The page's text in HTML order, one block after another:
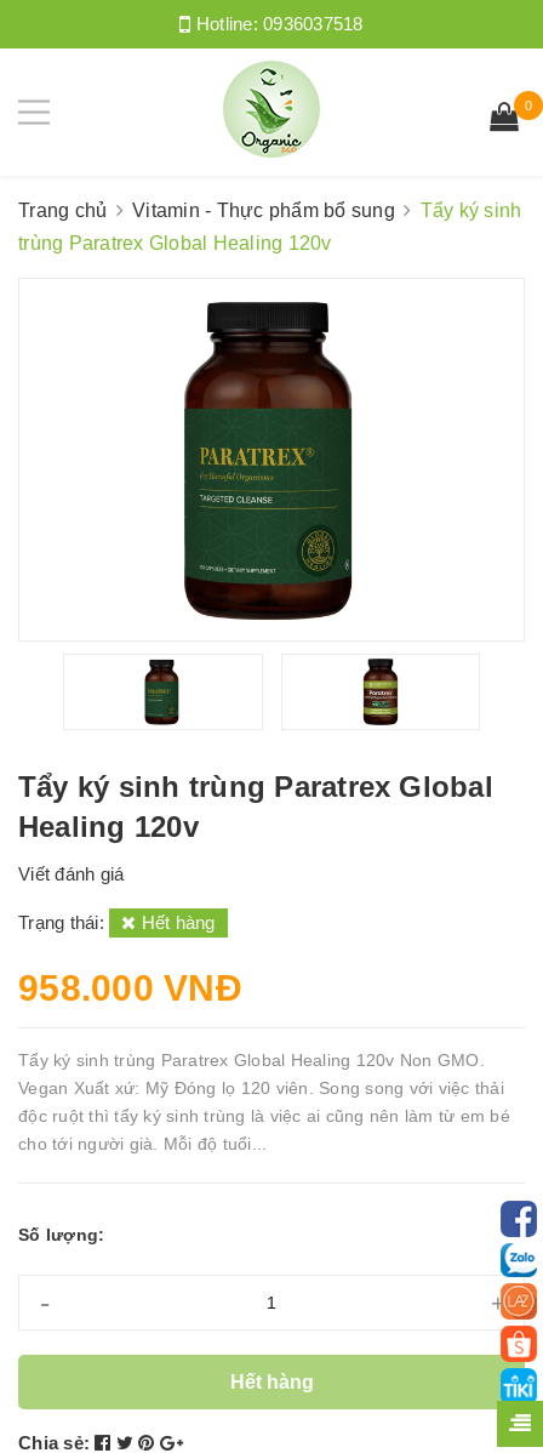
Hotline:0936037518
0
Trang chủ Vitamin - Thực phẩm bổ sung
Tẩy ký sinh
trùng Paratrex Global Healing 120v
Tẩy ký sinh trùng Paratrex Global
Healing 120v
Viết đánh giá
Trạng thái: Hết hàng
958.000 VNĐ
Tẩy ký sinh trùng Paratrex Global Healing 120v Non GMO.
Vegan Xuất xứ: Mỹ Đóng lọ 120 viên. Song song với việc thải
độc ruột thì tẩy ký sinh trùng là việc ai cũng nên làm từ em bé
cho tới người già. Mỗi độ tuổi...
Số lượng:
- +
Hết hàng
Chia sẻ: